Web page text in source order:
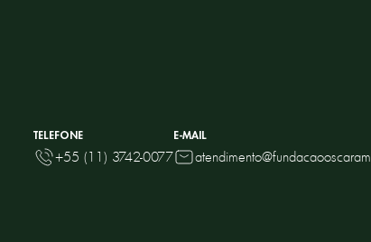
TELEFONE
+55 (11) 3742-0077
E-MAIL